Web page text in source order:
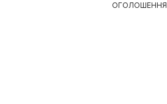
ОГОЛОШЕННЯ